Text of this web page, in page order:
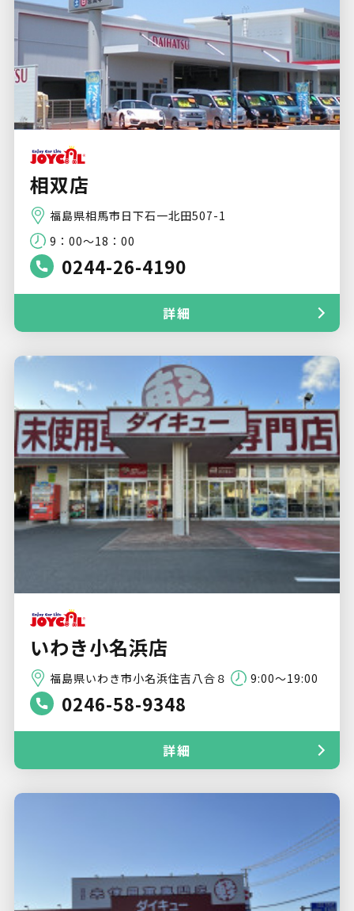
相双店
福島県相馬市日下石一北田507-1
9：00～18：00
0244-26-4190
詳細
いわき小名浜店
福島県いわき市小名浜住吉八合８ 9:00～19:00
0246-58-9348
詳細